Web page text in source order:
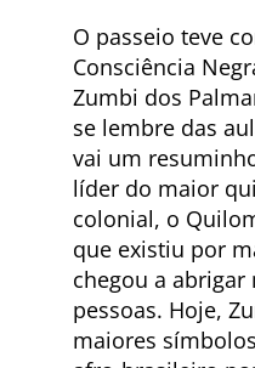
O passeio teve
Consciência
Zumbi dos
se lembre das
vai um
líder do maior
colonial, o
que existiu por
chegou a abrigar
pessoas. Hoje,
maiores